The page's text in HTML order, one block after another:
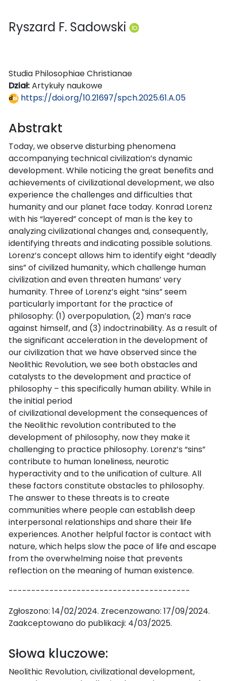
Ryszard F. Sadowski
Studia Philosophiae Christianae
Dział:Artykuły naukowe
https://doi.org/10.21697/spch.2025.61.A.05
Abstrakt
Today, we observe disturbing phenomena
accompanying technical civilization’s dynamic
development. While noticing the great benefits and
achievements of civilizational development, we also
experience the challenges and difficulties that
humanity and our planet face today. Konrad Lorenz
with his “layered” concept of man is the key to
analyzing civilizational changes and, consequently,
identifying threats and indicating possible solutions.
Lorenz’s concept allows him to identify eight “deadly
sins” of civilized humanity, which challenge human
civilization and even threaten humans’ very
humanity. Three of Lorenz’s eight “sins” seem
particularly important for the practice of
philosophy: (1) overpopulation, (2) man’s race
against himself, and (3) indoctrinability. As a result of
the significant acceleration in the development of
our civilization that we have observed since the
Neolithic Revolution, we see both obstacles and
catalysts to the development and practice of
philosophy – this specifically human ability. While in
the initial period
of civilizational development the consequences of
the Neolithic revolution contributed to the
development of philosophy, now they make it
challenging to practice philosophy. Lorenz’s “sins”
contribute to human loneliness, neurotic
hyperactivity and to the unification of culture. All
these factors constitute obstacles to philosophy.
The answer to these threats is to create
communities where people can establish deep
interpersonal relationships and share their life
experiences. Another helpful factor is contact with
nature, which helps slow the pace of life and escape
from the overwhelming noise that prevents
reflection on the meaning of human existence.
----------------------------------------
Zgłoszono: 14/02/2024. Zrecenzowano: 17/09/2024.
Zaakceptowano do publikacji: 4/03/2025.
Słowa kluczowe:
Neolithic Revolution, civilizational development,